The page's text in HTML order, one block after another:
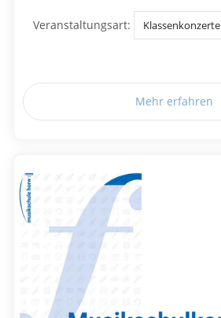
Veranstaltungsart: Klassenkonzerte
Mehr erfahren